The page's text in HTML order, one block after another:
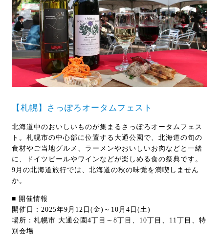
【札幌】さっぽろオータムフェスト
北海道中のおいしいものが集まるさっぽろオータムフェス
ト。札幌市の中心部に位置する大通公園で、北海道の旬の
食材やご当地グルメ、ラーメンやおいしいお肉などと一緒
に、ドイツビールやワインなどが楽しめる食の祭典です。
9月の北海道旅行では、北海道の秋の味覚を満喫しません
か。
■ 開催情報
開催日：2025年9月12日(金)～10月4日(土)
場所：札幌市 大通公園4丁目～8丁目、10丁目、11丁目、特
別会場